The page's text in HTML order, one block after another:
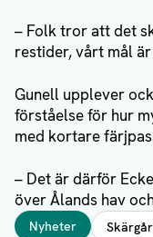
– Folk tror att det
restider, vårt mål
Gunell upplever
förståelse för hur
med kortare
– Det är därför
över Ålands hav
Taggar
Nyheter